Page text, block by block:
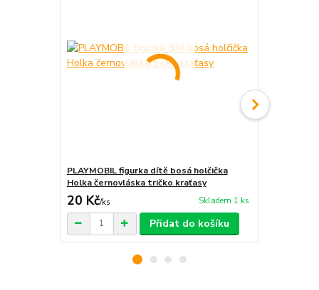
PLAYMOBIL figurka dítě bosá holčička
Holka černovláska tričko kraťasy
20 Kč/ks Skladem 1 ks
Přidat do košíku